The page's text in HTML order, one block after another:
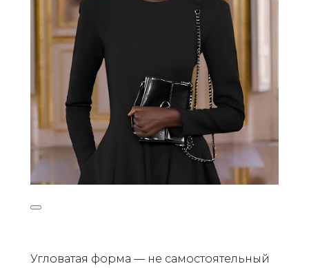
Угловатая форма — не самостоятельный